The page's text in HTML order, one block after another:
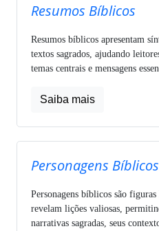
Resumos Bíblicos
Resumos bíblicos apresentam
textos sagrados, ajudando
temas centrais e mensagens
Saiba mais
Personagens Bíblicos
Personagens bíblicos são
revelam lições valiosas,
narrativas sagradas, seus